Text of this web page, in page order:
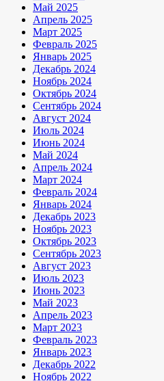
Май 2025
Апрель 2025
Март 2025
Февраль 2025
Январь 2025
Декабрь 2024
Ноябрь 2024
Октябрь 2024
Сентябрь 2024
Август 2024
Июль 2024
Июнь 2024
Май 2024
Апрель 2024
Март 2024
Февраль 2024
Январь 2024
Декабрь 2023
Ноябрь 2023
Октябрь 2023
Сентябрь 2023
Август 2023
Июль 2023
Июнь 2023
Май 2023
Апрель 2023
Март 2023
Февраль 2023
Январь 2023
Декабрь 2022
Ноябрь 2022